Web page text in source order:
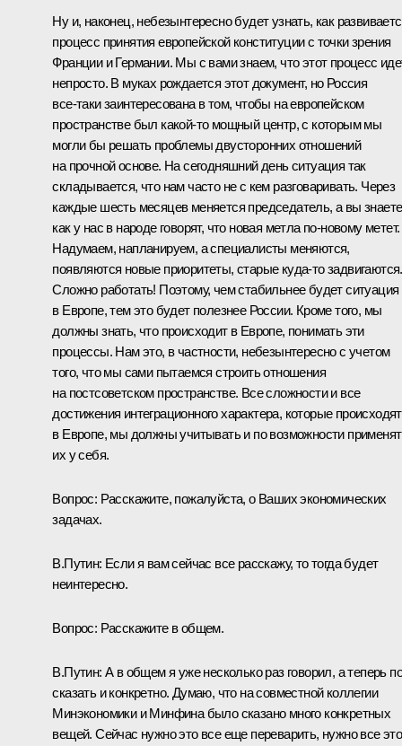
Ну и, наконец, небезынтересно будет узнать, как
процесс принятия европейской конституции с точки зрения
Франции и Германии. Мы с вами знаем, что этот процесс
непросто. В муках рождается этот документ, но Россия
все‑таки заинтересована в том, чтобы на европейском
пространстве был какой‑то мощный центр, с которым мы
могли бы решать проблемы двусторонних отношений
на прочной основе. На сегодняшний день ситуация так
складывается, что нам часто не с кем разговаривать. Через
каждые шесть месяцев меняется председатель, а вы
как у нас в народе говорят, что новая метла по‑новому метет.
Надумаем, напланируем, а специалисты меняются,
появляются новые приоритеты, старые куда‑то задвигаются.
Сложно работать! Поэтому, чем стабильнее будет ситуация
в Европе, тем это будет полезнее России. Кроме того, мы
должны знать, что происходит в Европе, понимать эти
процессы. Нам это, в частности, небезынтересно с учетом
того, что мы сами пытаемся строить отношения
на постсоветском пространстве. Все сложности и все
достижения интеграционного характера, которые происходят
в Европе, мы должны учитывать и по возможности
их у себя.
Вопрос: Расскажите, пожалуйста, о Ваших экономических
задачах.
В.Путин: Если я вам сейчас все расскажу, то тогда будет
неинтересно.
Вопрос: Расскажите в общем.
В.Путин: А в общем я уже несколько раз говорил, а теперь
сказать и конкретно. Думаю, что на совместной коллегии
Минэкономики и Минфина было сказано много конкретных
вещей. Сейчас нужно это все еще переварить, нужно все это